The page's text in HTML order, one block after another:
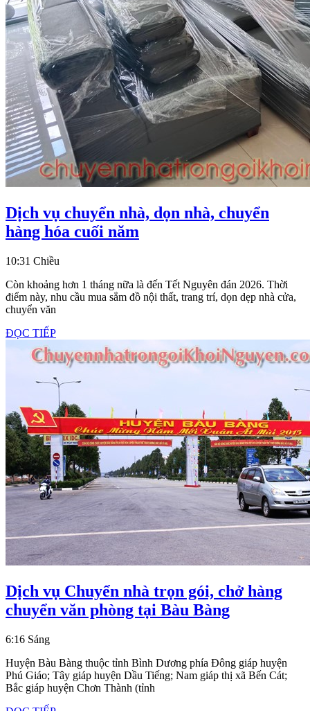
Dịch vụ chuyển nhà, dọn nhà, chuyển
hàng hóa cuối năm
nhà,
dọn
chuyển
hàng
năm
10:31 Chiều
Còn khoảng hơn 1 tháng nữa là đến Tết Nguyên đán 2026. Thời
điểm này, nhu cầu mua sắm đồ nội thất, trang trí, dọn dẹp nhà cửa,
chuyển văn
ĐỌC TIẾPĐỌC
Dịch vụ Chuyển nhà trọn gói, chở hàng
chuyển văn phòng tại Bàu BàngDịch
nhà
trọn
6:16 Sáng
Huyện Bàu Bàng thuộc tỉnh Bình Dương phía Đông giáp huyện
Phú Giáo; Tây giáp huyện Dầu Tiếng; Nam giáp thị xã Bến Cát;
Bắc giáp huyện Chơn Thành (tỉnh